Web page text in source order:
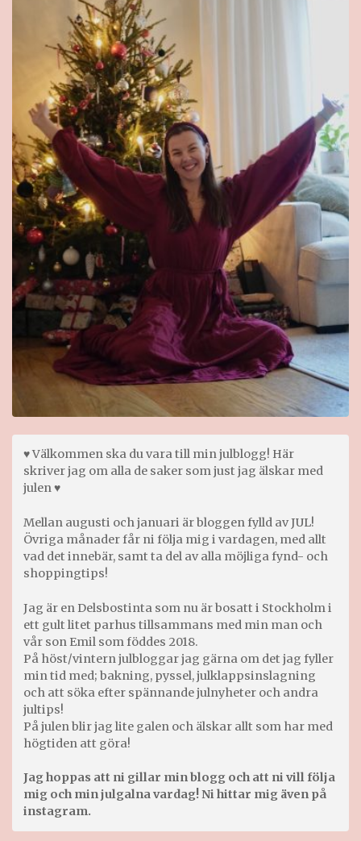
♥ Välkommen ska du vara till min julblogg! Här
skriver jag om alla de saker som just jag älskar med
julen ♥
Mellan augusti och januari är bloggen fylld av JUL!
Övriga månader får ni följa mig i vardagen, med allt
vad det innebär, samt ta del av alla möjliga fynd- och
shoppingtips!
Jag är en Delsbostinta som nu är bosatt i Stockholm i
ett gult litet parhus tillsammans med min man och
vår son Emil som föddes 2018.
På höst/vintern julbloggar jag gärna om det jag fyller
min tid med; bakning, pyssel, julklappsinslagning
och att söka efter spännande julnyheter och andra
jultips!
På julen blir jag lite galen och älskar allt som har med
högtiden att göra!
Jag hoppas att ni gillar min blogg och att ni vill följa
mig och min julgalna vardag! Ni hittar mig även på
instagram.